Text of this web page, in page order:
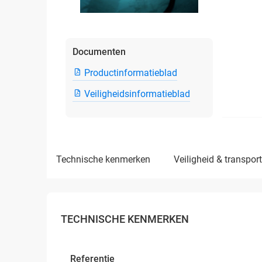
Documenten
Productinformatieblad
Veiligheidsinformatieblad
technische kenmerken veiligheid & transport
TECHNISCHE KENMERKEN
Referentie